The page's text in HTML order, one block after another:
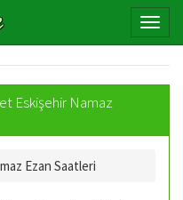
Eskişehir Namaz
Ezan Saatleri